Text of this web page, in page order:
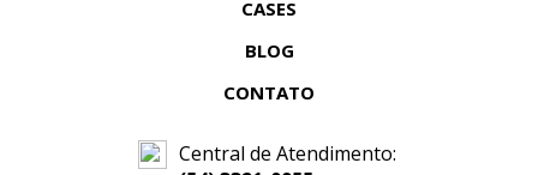
CASES
BLOG
CONTATO
Central de Atendimento: